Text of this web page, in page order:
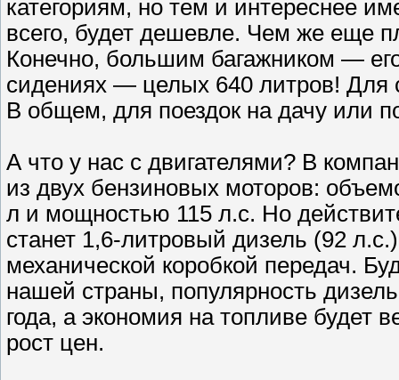
категориям, но тем и интереснее
всего, будет дешевле. Чем же еще
Конечно, большим багажником —
сидениях — целых 640 литров! Для
В общем, для поездок на дачу или
А что у нас с двигателями? В
из двух бензиновых моторов:
л и мощностью 115 л.с. Но
станет 1,6-литровый дизель (92
механической коробкой передач.
нашей страны, популярность
года, а экономия на топливе будет
рост цен.